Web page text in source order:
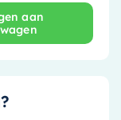
surface -
aan